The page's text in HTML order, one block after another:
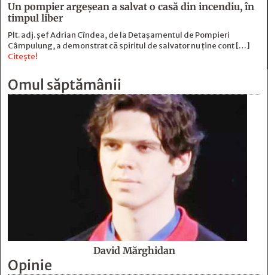
Un pompier argeșean a salvat o casă din incendiu, în
timpul liber
Plt. adj. șef Adrian Cîndea, de la Detașamentul de Pompieri
Câmpulung, a demonstrat că spiritul de salvator nu ține cont […]
Citește!
Omul săptămânii
David Mărghidan
Opinie